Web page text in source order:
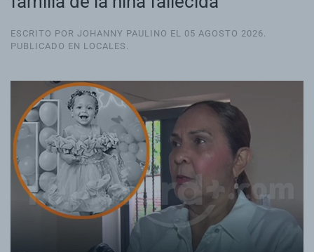
ESCRITO POR JOHANNY PAULINO EL 05 AGOSTO 2026
PUBLICADO EN LOCALES